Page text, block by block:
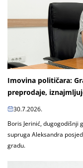
Imovina političara:
preprodaje,
30.7.2026.
Boris Jerinić, dugogodišnji
supruga Aleksandra
gradu.